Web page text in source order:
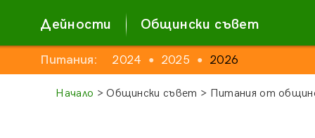
Дейности Общински съвет
Питания: 2024 ● 2025 ● 2026
Начало > Общински съвет > Питания от